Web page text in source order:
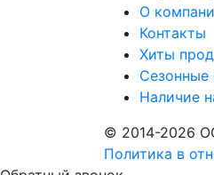
О
Контакты
Хиты
Сезонные
Наличие
© 2014-2026
Политика в